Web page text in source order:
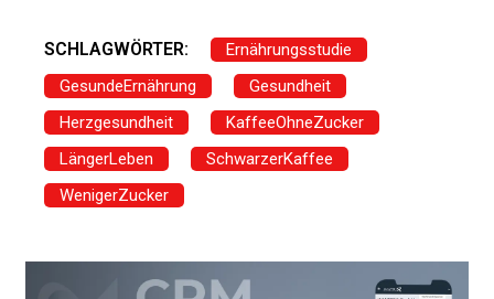
SCHLAGWÖRTER:
Ernährungsstudie
GesundeErnährung
Gesundheit
Herzgesundheit
KaffeeOhneZucker
LängerLeben
SchwarzerKaffee
WenigerZucker